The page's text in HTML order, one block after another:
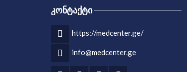
ᲙᲝᲜᲢᲐᲥᲢᲘ
https://medcenter.ge/
info@medcenter.ge